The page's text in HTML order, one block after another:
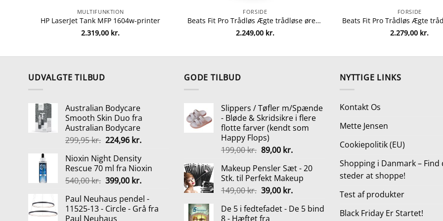
MULTIFUNKTION
HP LaserJet Tank MFP 1604w-printer
2.319,00 kr.
FORSIDE
Beats Fit Pro Trådløs Ægte trådløse øretelefoner Sort
2.249,00 kr.
FORSIDE
2.279,00 kr.
UDVALGTE TILBUD
Australian Bodycare
Smooth Skin Duo fra
Australian Bodycare
299,95kr. Den
pris
var:
299,95 kr..
224,96 kr.Den
pris
er:
224,96 kr..
Nioxin Night Density
Rescue 70 ml fra Nioxin
540,00kr. Den
pris
var:
399,00 kr.Den
pris
er:
Paul Neuhaus pendel -
11525-13 - Circle - Grå fra
Paul Neuhaus
GODE TILBUD
Slippers / Tøfler m/Spænde
- Bløde & Skridsikre i flere
flotte farver (kendt som
Happy Flops)
199,00kr. Den
pris
var:
199,00 kr..
89,00 kr.Den
pris
er:
89,00 kr..
Makeup Pensler Sæt - 20
Stk. til Perfekt Makeup
149,00kr. Den
pris
39,00 kr.Den
pris
De 5 i fedtefadet - De 5 bind
8 - Hæftet fra
NYTTIGE LINKS
Kontakt Os
Mette Jensen
Cookiepolitik (EU)
Shopping i Danmark – Find
steder at shoppe!
Test af produkter
Black Friday Er Startet!